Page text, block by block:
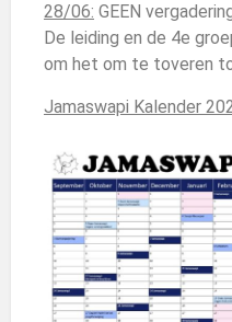
28/06: GEEN
De leiding en de 4e
om het om te toveren
Jamaswapi Kalender